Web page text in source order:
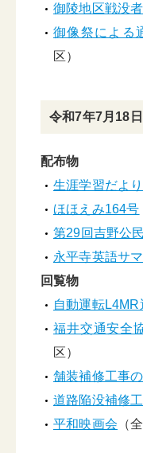
御陵地区戦没
御像祭による
区）
令和7年7月18
配布物
生涯学習だよ
ほほえみ164号
第29回吉野公
永平寺英語サ
回覧物
自動運転
福井交通安全
区）
舗装補修工事
道路陥没補修
平和映画会 （